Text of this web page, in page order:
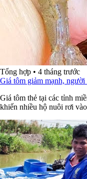
Tổng hợp • 4 tháng trước
Giá tôm giảm mạnh,
Giá tôm thẻ tại các tỉnh
khiến nhiều hộ nuôi rơi